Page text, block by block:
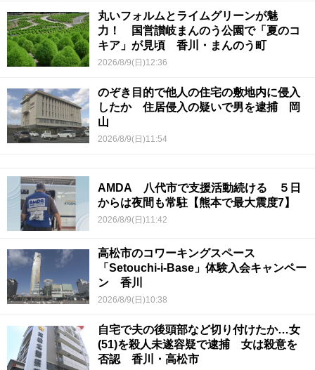
丸いフォルムとライムグリーンが魅
力！ 国営讃岐まんのう公園で「夏のコ
キア」が見頃 香川・まんのう町
2026/8/9(日)12:36
のぞき目的で他人の住宅の敷地内に侵入
したか 住居侵入の疑いで男を逮捕 岡
山
2026/8/9(日)11:54
AMDA 八代市で支援活動続ける ５日
からは夜間も常駐【熊本で最大震度7】
2026/8/9(日)11:42
高松市のコワーキングスペース
「Setouchi-i-Base」体験入会キャンペー
ン 香川
2026/8/9(日)10:38
自宅で夫の後頭部など切り付けたか…女
(51)を殺人未遂容疑で逮捕 女は殺意を
否認 香川・高松市